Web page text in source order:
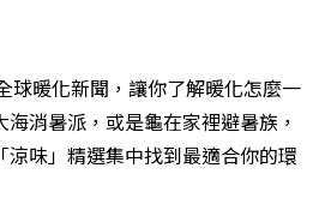
球暖化新聞，讓你了解暖化怎麼一
消暑派，或是龜在家裡避暑族，
味」精選集中找到最適合你的環